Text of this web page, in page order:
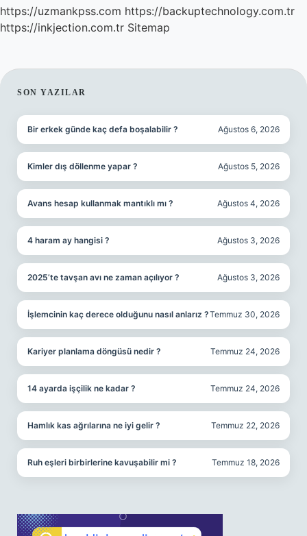
https://uzmankpss.com https://backuptechnology.com.tr
https://inkjection.com.tr Sitemap
SIDEBAR
SON YAZILAR
Bir erkek günde kaç defa boşalabilir ? Ağustos 6, 2026
Kimler dış döllenme yapar ? Ağustos 5, 2026
Avans hesap kullanmak mantıklı mı ? Ağustos 4, 2026
4 haram ay hangisi ? Ağustos 3, 2026
2025’te tavşan avı ne zaman açılıyor ? Ağustos 3, 2026
İşlemcinin kaç derece olduğunu nasıl anlarız ?Temmuz 30, 2026
Kariyer planlama döngüsü nedir ? Temmuz 24, 2026
14 ayarda işçilik ne kadar ? Temmuz 24, 2026
Hamlık kas ağrılarına ne iyi gelir ? Temmuz 22, 2026
Ruh eşleri birbirlerine kavuşabilir mi ? Temmuz 18, 2026